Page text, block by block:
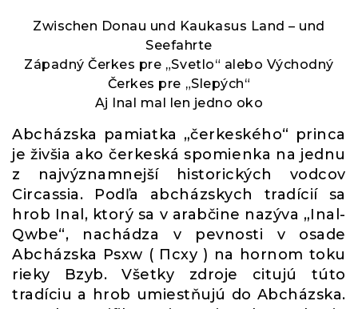
Zwischen Donau und Kaukasus Land – und
Seefahrte
Západný Čerkes pre „Svetlo“ alebo Východný
Čerkes pre „Slepých“
Aj Inal mal len jedno oko
Abcházska pamiatka „čerkeského“ princa
je živšia ako čerkeská spomienka na jednu
z najvýznamnejší historických vodcov
Circassia. Podľa abcházskych tradícií sa
hrob Inal, ktorý sa v arabčine nazýva „Inal-
Qwbe“, nachádza v pevnosti v osade
Abcházska Psxw ( Псху ) na hornom toku
rieky Bzyb. Všetky zdroje citujú túto
tradíciu a hrob umiestňujú do Abcházska.